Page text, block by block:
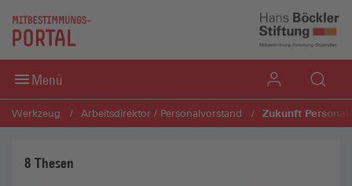
Direkt zum Inhaltsbereich
Direkt zum Fußbereich
Menü
Werkzeug Arbeitsdirektor / Personalvorstand Zukunft
8 Thesen